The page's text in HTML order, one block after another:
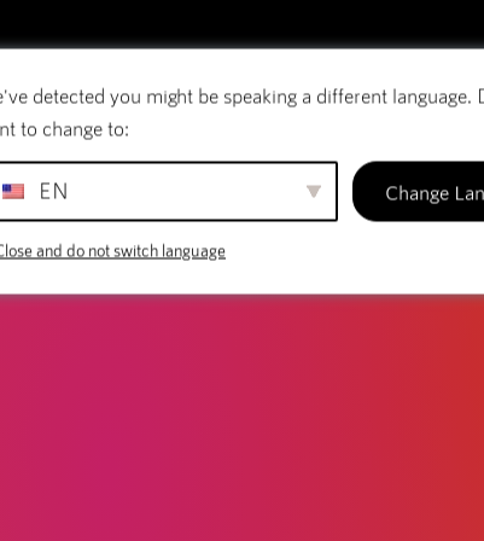
eletrónico Nomes de domínio
Web: Trabalhar com
parceiros
detected you might be speaking a different language.
to change to:
EN Change
and do not switch language